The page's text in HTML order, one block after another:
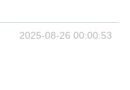
2025-08-26 00:00:53